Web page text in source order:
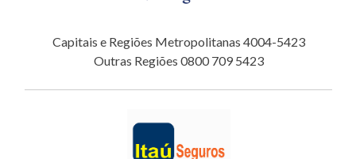
Capitais e Regiões Metropolitanas 4004-5423
Outras Regiões 0800 709 5423